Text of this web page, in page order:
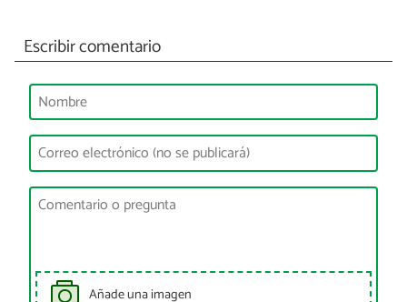
Escribir comentario
Añade una imagen